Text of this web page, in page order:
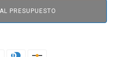
PRESUPUESTO